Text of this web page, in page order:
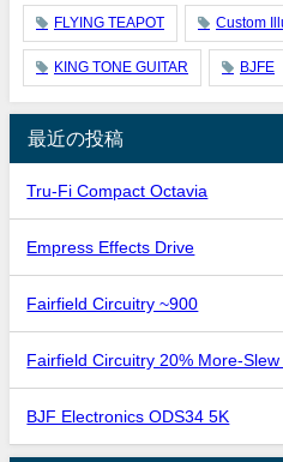
FLYING TEAPOT Custom
KING TONE GUITAR BJFE
最近の投稿
Tru-Fi Compact Octavia
Empress Effects Drive
Fairfield Circuitry ~900
Fairfield Circuitry 20% More-
BJF Electronics ODS34 5K